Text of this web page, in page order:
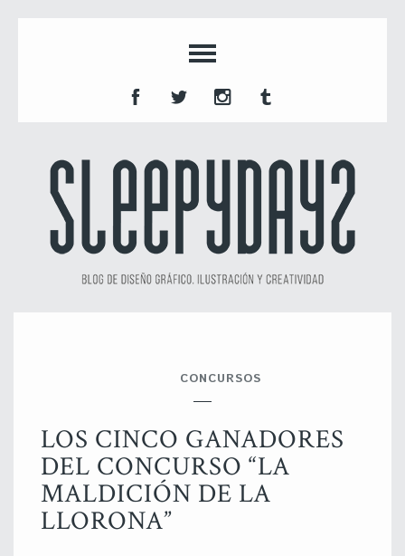
CONCURSOS
LOS CINCO GANADORES
DEL CONCURSO “LA
MALDICIÓN DE LA
LLORONA”